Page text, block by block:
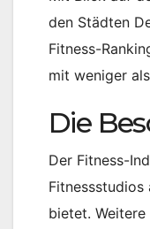
den Städten
Fitness-
mit weniger
Die
Der Fitness-
bietet.